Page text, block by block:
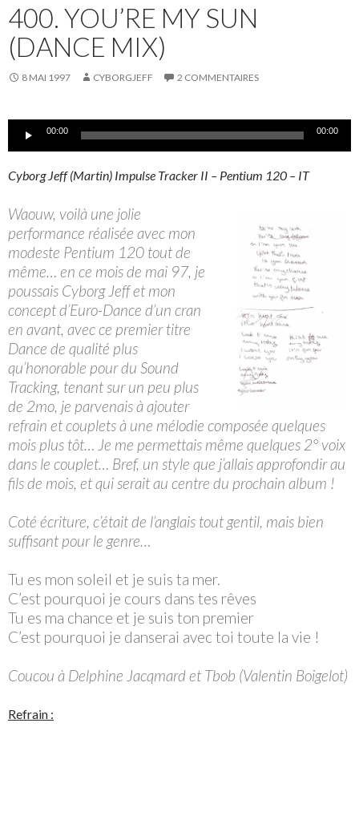
400. YOU’RE MY SUN
(DANCE MIX)
8 MAI 1997 CYBORGJEFF 2 COMMENTAIRES
Lecteur00:00 00:00
Cyborg Jeff (Martin) Impulse Tracker II – Pentium 120 – IT
Waouw, voilà une jolie
performance réalisée avec mon
modeste Pentium 120 tout de
même… en ce mois de mai 97, je
poussais Cyborg Jeff et mon
concept d’Euro-Dance d’un cran
en avant, avec ce premier titre
Dance de qualité plus
qu’honorable pour du Sound
Tracking, tenant sur un peu plus
de 2mo, je parvenais à ajouter
refrain et couplets à une mélodie composée quelques
mois plus tôt… Je me permettais même quelques 2° voix
dans le couplet… Bref, un style que j’allais approfondir au
fils de mois, et qui serait au centre du prochain album !
Coté écriture, c’était de l’anglais tout gentil, mais bien
suffisant pour le genre…
Tu es mon soleil et je suis ta mer.
C’est pourquoi je cours dans tes rêves
Tu es ma chance et je suis ton premier
C’est pourquoi je danserai avec toi toute la vie !
Coucou à Delphine Jacqmard et Tbob (Valentin Boigelot)
Refrain :